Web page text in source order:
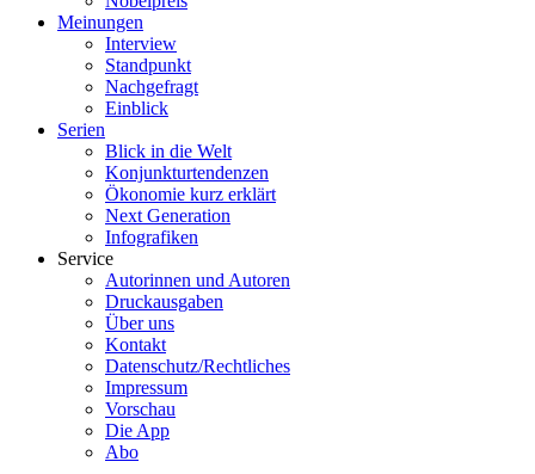
Meinungen
Interview
Standpunkt
Nachgefragt
Einblick
Serien
Blick in die Welt
Konjunkturtendenzen
Ökonomie kurz erklärt
Next Generation
Infografiken
Service
Autorinnen und Autoren
Druckausgaben
Über uns
Kontakt
Datenschutz/Rechtliches
Impressum
Vorschau
Die App
Abo